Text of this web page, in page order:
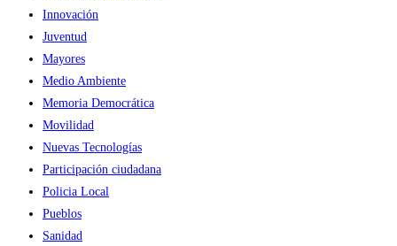
Innovación
Juventud
Mayores
Medio Ambiente
Memoria Democrática
Movilidad
Nuevas Tecnologías
Participación ciudadana
Policia Local
Pueblos
Sanidad